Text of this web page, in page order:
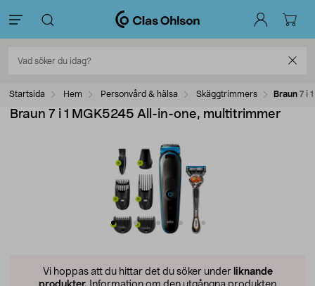
Startsida Hem Personvård & hälsa Skäggtrimmers Braun 7 i
Braun 7 i 1 MGK5245 All-in-one, multitrimmer
Vi hoppas att du hittar det du söker under liknande